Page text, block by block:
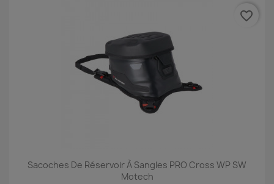
Sacoches De Réservoir À Sangles PRO Cross WP SW
Motech
favorite_border